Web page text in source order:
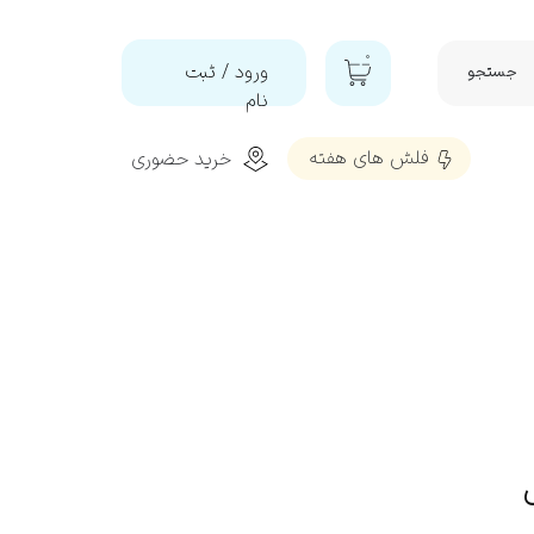
ورود / ثبت
نام
کاربری من
۰
جستجو
فلش‌ های هفته خرید حضوری